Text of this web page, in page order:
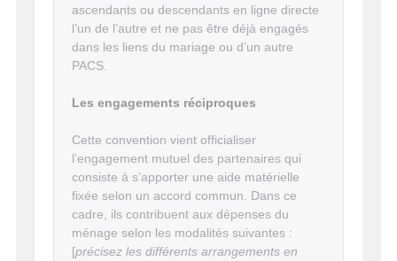
ascendants ou descendants en ligne directe
l’un de l’autre et ne pas être déjà engagés
dans les liens du mariage ou d’un autre
PACS.
Les engagements réciproques
Cette convention vient officialiser
l’engagement mutuel des partenaires qui
consiste à s’apporter une aide matérielle
fixée selon un accord commun. Dans ce
cadre, ils contribuent aux dépenses du
ménage selon les modalités suivantes :
[précisez les différents arrangements en